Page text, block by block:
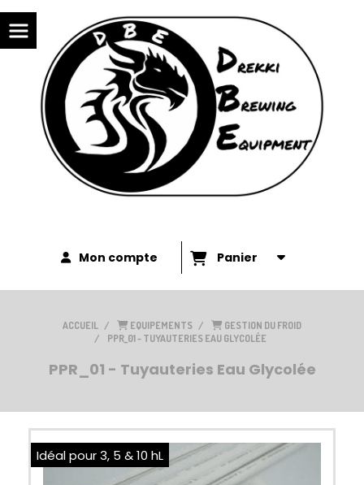
Mon compte Panier
ACCUEIL EQUIPEMENTS
GESTION DU FROID
PPR_01 - TUYAUTERIES EAU GLYCOLÉE
PPR_01 - Tuyauteries Eau Glycolée
Idéal pour 3, 5 & 10 hL